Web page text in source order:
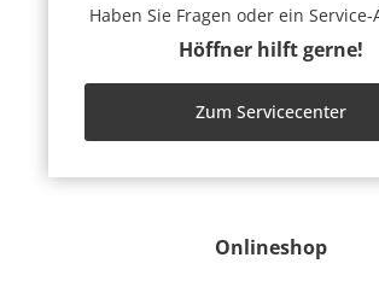
Onlineshop
Haben Sie Fragen oder ein Service-
Höffner hilft gerne!
Zum Servicecenter